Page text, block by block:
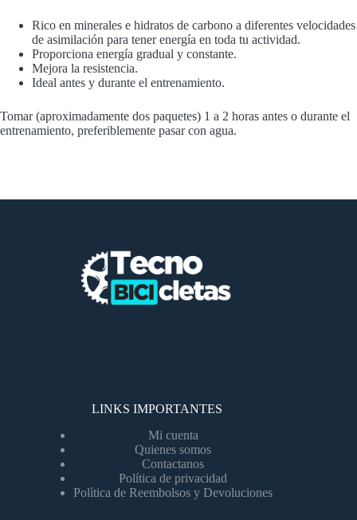
Rico en minerales e hidratos de carbono a diferentes velocidades
de asimilación para tener energía en toda tu actividad.
Proporciona energía gradual y constante.
Mejora la resistencia.
Ideal antes y durante el entrenamiento.
Tomar (aproximadamente dos paquetes) 1 a 2 horas antes o durante el
entrenamiento, preferiblemente pasar con agua.
LINKS IMPORTANTES
Mi cuenta
Quienes somos
Contactanos
Política de privacidad
Política de Reembolsos y Devoluciones